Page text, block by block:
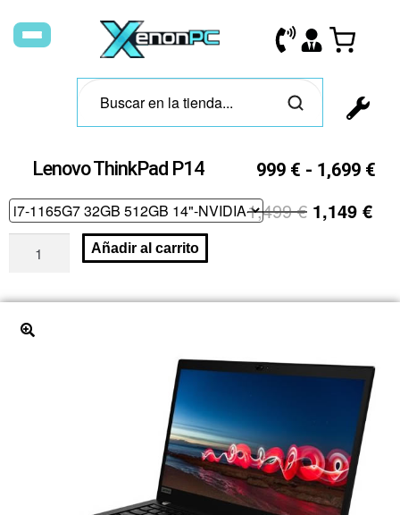
Lenovo ThinkPad P14 999 € - 1,699 €
1,499€ 1,149 €
Añadir al carrito